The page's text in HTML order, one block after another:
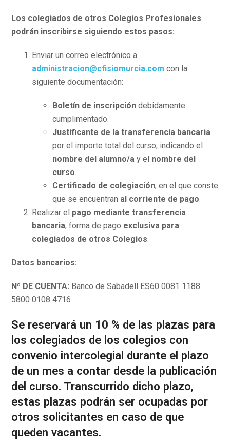
Los colegiados de otros Colegios Profesionales
podrán inscribirse siguiendo estos pasos:
Enviar un correo electrónico a
administracion@cfisiomurcia.com con la
siguiente documentación:
Boletín de inscripción debidamente
cumplimentado.
Justificante de la transferencia bancaria
por el importe total del curso, indicando el
nombre del alumno/a y el nombre del
curso.
Certificado de colegiación, en el que conste
que se encuentran al corriente de pago.
Realizar el pago mediante transferencia
bancaria, forma de pago exclusiva para
colegiados de otros Colegios.
Datos bancarios:
Nº DE CUENTA: Banco de Sabadell ES60 0081 1188
5800 0108 4716
Se reservará un 10 % de las plazas para
los colegiados de los colegios con
convenio intercolegial durante el plazo
de un mes a contar desde la publicación
del curso. Transcurrido dicho plazo,
estas plazas podrán ser ocupadas por
otros solicitantes en caso de que
queden vacantes.